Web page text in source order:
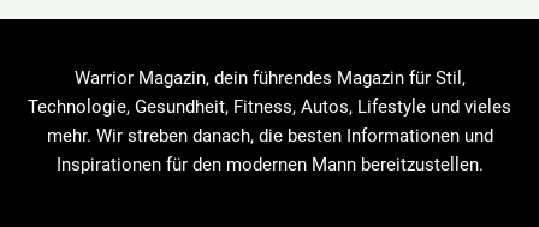
Warrior Magazin, dein führendes Magazin für Stil,
Technologie, Gesundheit, Fitness, Autos, Lifestyle und vieles
mehr. Wir streben danach, die besten Informationen und
Inspirationen für den modernen Mann bereitzustellen.